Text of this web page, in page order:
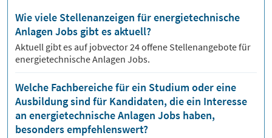
Wie viele Stellenanzeigen für energietechnische
Anlagen Jobs gibt es aktuell?
Aktuell gibt es auf jobvector24offene Stellenangebote für
energietechnische Anlagen Jobs.
Welche Fachbereiche für ein Studium oder eine
Ausbildung sind für Kandidaten, die ein Interesse
an energietechnische Anlagen Jobs haben,
besonders empfehlenswert?